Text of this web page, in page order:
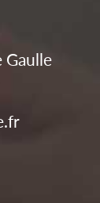
Gaulle